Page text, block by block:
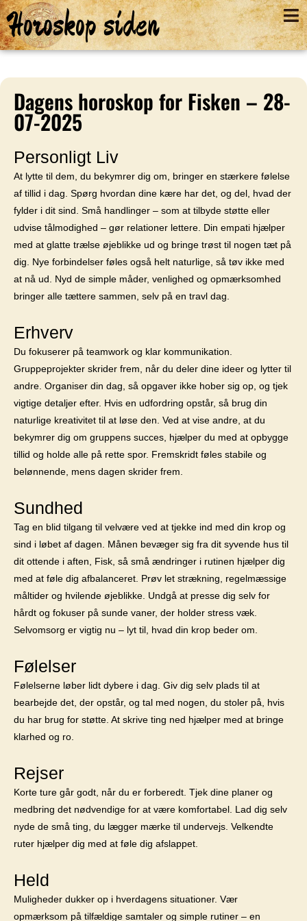
Horoskop siden
Dagens horoskop for Fisken – 28-
07-2025
Personligt Liv
At lytte til dem, du bekymrer dig om, bringer en stærkere følelse
af tillid i dag. Spørg hvordan dine kære har det, og del, hvad der
fylder i dit sind. Små handlinger – som at tilbyde støtte eller
udvise tålmodighed – gør relationer lettere. Din empati hjælper
med at glatte trælse øjeblikke ud og bringe trøst til nogen tæt på
dig. Nye forbindelser føles også helt naturlige, så tøv ikke med
at nå ud. Nyd de simple måder, venlighed og opmærksomhed
bringer alle tættere sammen, selv på en travl dag.
Erhverv
Du fokuserer på teamwork og klar kommunikation.
Gruppeprojekter skrider frem, når du deler dine ideer og lytter til
andre. Organiser din dag, så opgaver ikke hober sig op, og tjek
vigtige detaljer efter. Hvis en udfordring opstår, så brug din
naturlige kreativitet til at løse den. Ved at vise andre, at du
bekymrer dig om gruppens succes, hjælper du med at opbygge
tillid og holde alle på rette spor. Fremskridt føles stabile og
belønnende, mens dagen skrider frem.
Sundhed
Tag en blid tilgang til velvære ved at tjekke ind med din krop og
sind i løbet af dagen. Månen bevæger sig fra dit syvende hus til
dit ottende i aften, Fisk, så små ændringer i rutinen hjælper dig
med at føle dig afbalanceret. Prøv let strækning, regelmæssige
måltider og hvilende øjeblikke. Undgå at presse dig selv for
hårdt og fokuser på sunde vaner, der holder stress væk.
Selvomsorg er vigtig nu – lyt til, hvad din krop beder om.
Følelser
Følelserne løber lidt dybere i dag. Giv dig selv plads til at
bearbejde det, der opstår, og tal med nogen, du stoler på, hvis
du har brug for støtte. At skrive ting ned hjælper med at bringe
klarhed og ro.
Rejser
Korte ture går godt, når du er forberedt. Tjek dine planer og
medbring det nødvendige for at være komfortabel. Lad dig selv
nyde de små ting, du lægger mærke til undervejs. Velkendte
ruter hjælper dig med at føle dig afslappet.
Held
Muligheder dukker op i hverdagens situationer. Vær
opmærksom på tilfældige samtaler og simple rutiner – en